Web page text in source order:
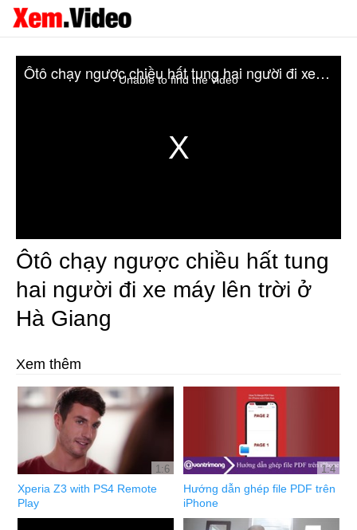
Unable to find the video Ôtô chạy ngược chiều hất tung hai người đi xe máy lên trời ở Hà Giang
Ôtô chạy ngược chiều hất tung
hai người đi xe máy lên trời ở
Hà Giang
Xem thêm
1:6
Xperia Z3 with PS4 Remote
Play
1:4
Hướng dẫn ghép file PDF trên
iPhone